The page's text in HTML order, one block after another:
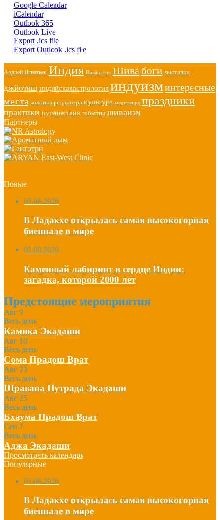
Google Calendar
iCalendar
Outlook 365
Outlook Live
Export .ics file
Export Outlook .ics file
Андрей Игнатьев Индия Наваратри Шива боги выставки
джйотиш индийскаяастрология индуизминтересные
места колонка редактора культура медитация праздники
практики путешествия события шиваизм
Партнеры
Новые
05.08.2026
В Ладакхе открылась самая высокогорная
биеннале в мире
05.08.2026
Каменный лабиринт в сердце Индии:
загадка, которой 2000 лет
Предстоящие мероприятия
Авг 9
Весь день
Камика Экадаши
Авг 10
Весь день
Сома Прадош Врат
Авг 23
Весь день
Шравана Путрада Экадаши
Авг 25
Весь день
Бхаума Прадош Врат
Сен 7
Весь день
Аджа Экадаши
Просмотреть календарь
Популярные
05.08.2026
В Ладакхе открылась самая высокогорная
биеннале в мире